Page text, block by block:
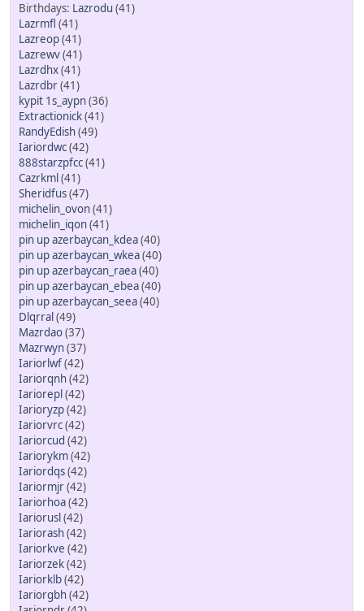
Lazrodu (41)
Lazrmfl (41)
Lazreop(41)
Lazrewv(41)
Lazrdhx(41)
Lazrdbr(41)
kypit 1s_aypn(36)
Extractionick(41)
RandyEdish(49)
Iariordwc(42)
888starzpfcc(41)
Cazrkml (41)
Sheridfus(47)
michelin_ovon(41)
michelin_iqon(41)
pin up azerbaycan_kdea(40)
pin up azerbaycan_wkea(40)
pin up azerbaycan_raea(40)
pin up azerbaycan_ebea(40)
pin up azerbaycan_seea(40)
Dlqrral (49)
Mazrdao(37)
Mazrwyn(37)
Iariorlwf(42)
Iariorqnh(42)
Iariorepl (42)
Iarioryzp(42)
Iariorvrc(42)
Iariorcud (42)
Iariorykm(42)
Iariordqs(42)
Iariormjr(42)
Iariorhoa(42)
Iariorusl (42)
Iariorash(42)
Iariorkve (42)
Iariorzek(42)
Iariorklb(42)
Iariorgbh(42)